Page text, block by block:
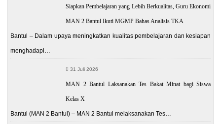
Siapkan Pembelajaran yang Lebih Berkualitas, Guru Ekonomi
MAN 2 Bantul Ikuti MGMP Bahas Analisis TKA
Bantul – Dalam upaya meningkatkan kualitas pembelajaran dan kesiapan
menghadapi…
31 Juli 2026
MAN 2 Bantul Laksanakan Tes Bakat Minat bagi Siswa
Kelas X
Bantul (MAN 2 Bantul) – MAN 2 Bantul melaksanakan Tes…